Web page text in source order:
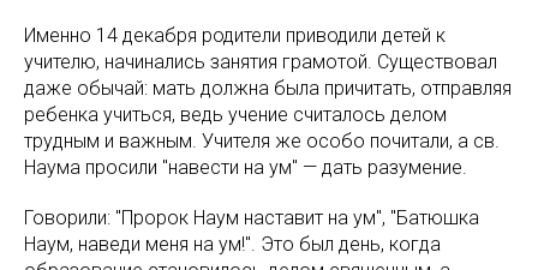
Именно 14 декабря родители приводили детей к
учителю, начинались занятия грамотой. Существовал
даже обычай: мать должна была причитать, отправляя
ребенка учиться, ведь учение считалось делом
трудным и важным. Учителя же особо почитали, а св.
Наума просили "навести на ум" — дать разумение.
Говорили: "Пророк Наум наставит на ум", "Батюшка
Наум, наведи меня на ум!". Это был день, когда